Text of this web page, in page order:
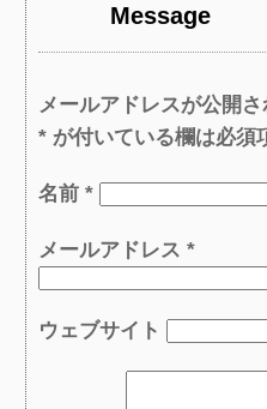
Message
メールアドレスが公開さ
* が付いている欄は必須
名前 *
メールアドレス *
ウェブサイト